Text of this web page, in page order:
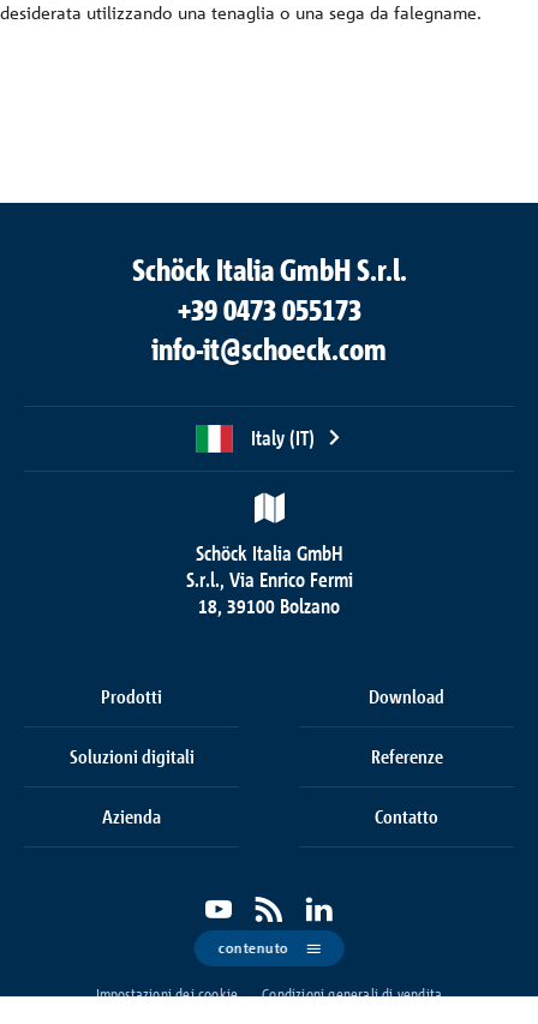
desiderata utilizzando una tenaglia o una sega da falegname.
Schöck Italia GmbH S.r.l.
+39 0473 055173
info-it@schoeck.com
Italy (IT)
Schöck Italia GmbH
S.r.l., Via Enrico Fermi
18, 39100 Bolzano
Prodotti Download
Soluzioni digitali Referenze
Azienda Contatto
Impostazioni dei cookie
Condizioni generali di vendita
contenuto